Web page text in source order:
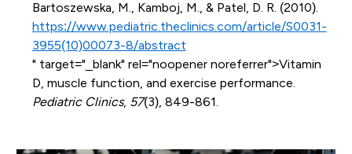
Bartoszewska, M., Kamboj, M., & Patel, D. R. (2010).
https://www.pediatric.theclinics.com/article/S0031-
3955(10)00073-8/abstract
" target="_blank" rel="noopener noreferrer">Vitamin
D, muscle function, and exercise performance.
Pediatric Clinics, 57(3), 849-861.